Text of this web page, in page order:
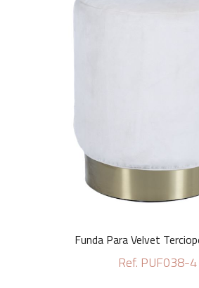
Funda Para Velvet
Ref. PUF038-4